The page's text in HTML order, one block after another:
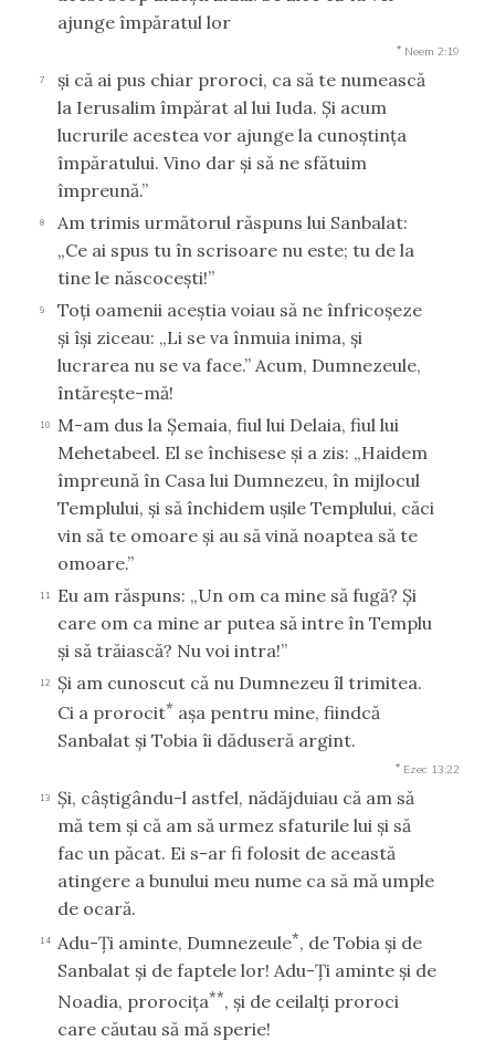
ajunge împăratul lor
* Neem 2:19
7
şi că ai pus chiar proroci, ca să te numească
la Ierusalim împărat al lui Iuda. Şi acum
lucrurile acestea vor ajunge la cunoştinţa
împăratului. Vino dar şi să ne sfătuim
împreună.”
8
Am trimis următorul răspuns lui Sanbalat:
„Ce ai spus tu în scrisoare nu este; tu de la
tine le născoceşti!”
9
Toţi oamenii aceştia voiau să ne înfricoşeze
şi îşi ziceau: „Li se va înmuia inima, şi
lucrarea nu se va face.” Acum, Dumnezeule,
întăreşte-mă!
10
M-am dus la Şemaia, fiul lui Delaia, fiul lui
Mehetabeel. El se închisese şi a zis: „Haidem
împreună în Casa lui Dumnezeu, în mijlocul
Templului, şi să închidem uşile Templului, căci
vin să te omoare şi au să vină noaptea să te
omoare.”
11
Eu am răspuns: „Un om ca mine să fugă? Şi
care om ca mine ar putea să intre în Templu
şi să trăiască? Nu voi intra!”
12
Şi am cunoscut că nu Dumnezeu îl trimitea.
Ci a prorocit* aşa pentru mine, fiindcă
Sanbalat şi Tobia îi dăduseră argint.
* Ezec 13:22
13
Şi, câştigându-l astfel, nădăjduiau că am să
mă tem şi că am să urmez sfaturile lui şi să
fac un păcat. Ei s-ar fi folosit de această
atingere a bunului meu nume ca să mă umple
de ocară.
14 Adu-Ţi aminte, Dumnezeule*, de Tobia şi de
Sanbalat şi de faptele lor! Adu-Ţi aminte şi de
Noadia, prorociţa**, şi de ceilalţi proroci
care căutau să mă sperie!